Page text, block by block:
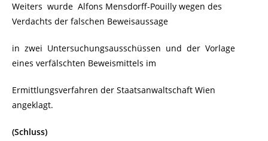
Weiters wurde Alfons Mensdorff-Pouilly wegen des
Verdachts der falschen Beweisaussage
in zwei Untersuchungsausschüssen und der Vorlage
eines verfälschten Beweismittels im
Ermittlungsverfahren der Staatsanwaltschaft Wien
angeklagt.
(Schluss)